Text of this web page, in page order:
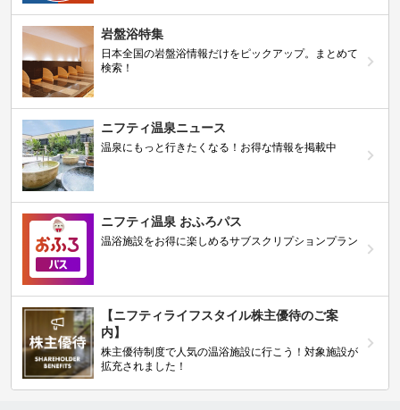
岩盤浴特集
日本全国の岩盤浴情報だけをピックアップ。まとめて
検索！
ニフティ温泉ニュース
温泉にもっと行きたくなる！お得な情報を掲載中
ニフティ温泉 おふろパス
温浴施設をお得に楽しめるサブスクリプションプラン
【ニフティライフスタイル株主優待のご案
内】
株主優待制度で人気の温浴施設に行こう！対象施設が
拡充されました！